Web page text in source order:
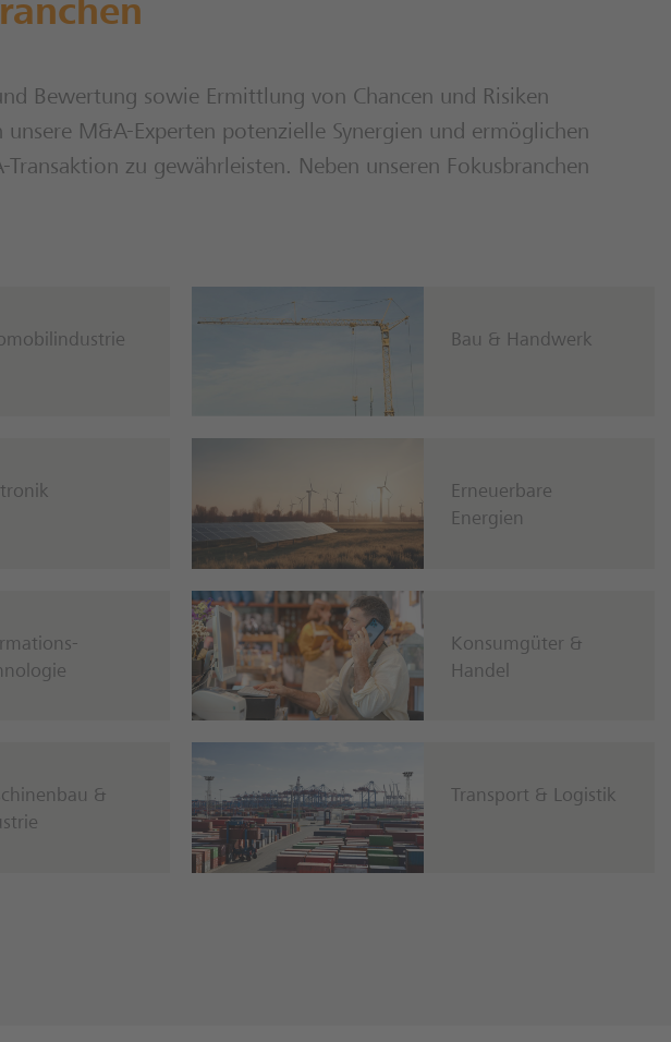
Bewertung sowie Ermittlung von Chancen und Risiken
M&A-Experten potenzielle Synergien und ermöglichen
zu gewährleisten. Neben unseren Fokusbranchen
Bau & Handwerk
Erneuerbare
Energien
Konsumgüter &
Handel
&
Transport & Logistik